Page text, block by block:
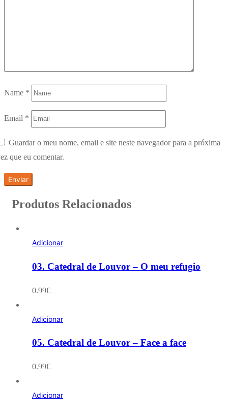
Name *
Email *
Guardar o meu nome, email e site neste navegador para a próxima
que eu comentar.
Produtos Relacionados
Adicionar
03. Catedral de Louvor – O meu refugio
0.99€
Adicionar
05. Catedral de Louvor – Face a face
0.99€
Adicionar